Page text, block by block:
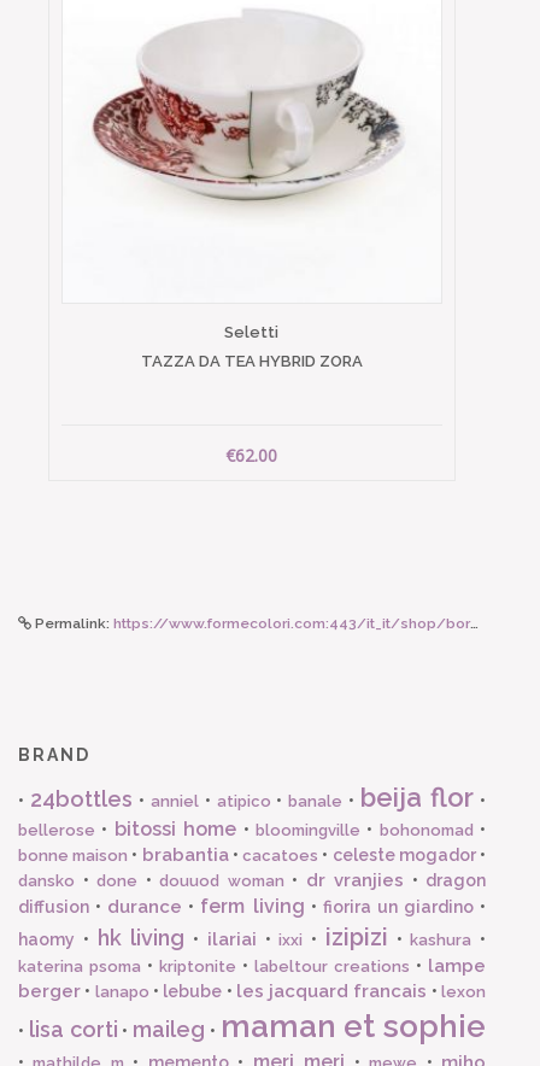
Seletti
TAZZA DA TEA HYBRID ZORA
€62.00
Permalink: https://www.formecolori.com:443/it_it/shop/borse_e_zaini/astucci_e_beauty/susan_bijl_the_new_pouch_drive_black_small/5906
BRAND
• 24bottles • anniel• atipico •banale • beija flor •
bellerose • bitossi home • bloomingville • bohonomad •
bonne maison • brabantia•cacatoes • celeste mogador•
dansko • done • douuod woman • dr vranjies • dragon
diffusion • durance • ferm living • fiorira un giardino•
haomy • hk living • ilariai •ixxi • izipizi •kashura •
katerina psoma • kriptonite • labeltour creations • lampe
berger • lanapo • lebube • les jacquard francais •lexon
• lisa corti • maileg • maman et sophie